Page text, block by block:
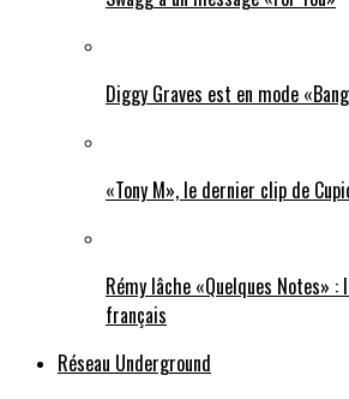
Diggy Graves est en mode
«Tony M», le dernier clip de
Rémy lâche «Quelques Notes»
français
Réseau Underground